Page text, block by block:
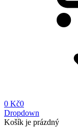
0 Kč0
Dropdown
Košík je prázdný